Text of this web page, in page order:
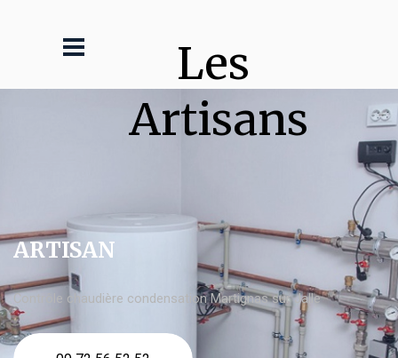
Les
Artisans
ARTISAN
Contrôle chaudière condensation Martignas sur Jalle